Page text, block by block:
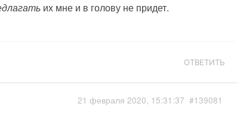
их мне и в голову не придет.
ОТВЕТИТЬ
21 февраля 2020, 15:31:37 #139081